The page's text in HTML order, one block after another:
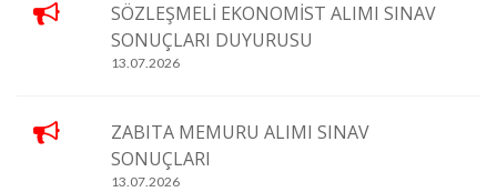
SÖZLEŞMELİ EKONOMİST ALIMI SINAV
SONUÇLARI DUYURUSU
13.07.2026
ZABITA MEMURU ALIMI SINAV
SONUÇLARI
13.07.2026